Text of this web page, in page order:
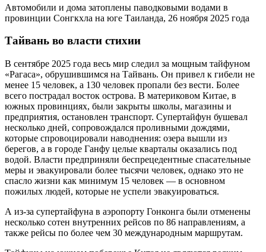
Автомобили и дома затоплены паводковыми водами в
провинции Сонгкхла на юге Таиланда, 26 ноября 2025 года
Тайвань во власти стихии
В сентябре 2025 года весь мир следил за мощным тайфуном
«Рагаса», обрушившимся на Тайвань. Он привел к гибели не
менее 15 человек, а 130 человек пропали без вести. Более
всего пострадал восток острова. В материковом Китае, в
южных провинциях, были закрыты школы, магазины и
предприятия, остановлен транспорт. Супертайфун бушевал
несколько дней, сопровождался проливными дождями,
которые спровоцировали наводнения: озера вышли из
берегов, а в городе Ганфу целые кварталы оказались под
водой. Власти предприняли беспрецедентные спасательные
меры и эвакуировали более тысячи человек, однако это не
спасло жизни как минимум 15 человек — в основном
пожилых людей, которые не успели эвакуироваться.
А из-за супертайфуна в аэропорту Гонконга были отменены
несколько сотен внутренних рейсов по 86 направлениям, а
также рейсы по более чем 30 международным маршрутам.